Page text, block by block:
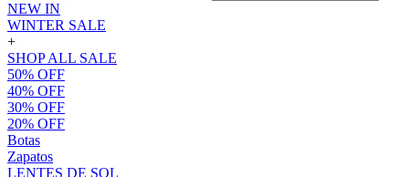
NEW IN
WINTER SALE
+
SHOP ALL SALE
50% OFF
40% OFF
30% OFF
20% OFF
Botas
Zapatos
LENTES DE SOL